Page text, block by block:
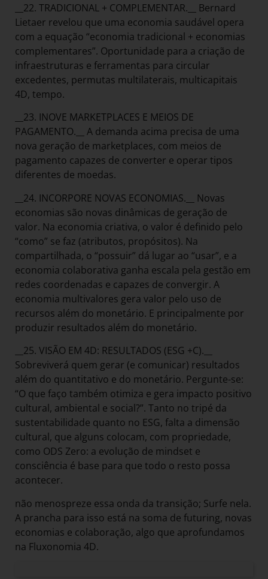
__22. TRADICIONAL + COMPLEMENTAR.__ Bernard
Lietaer revelou que uma economia saudável opera
com a equação “economia tradicional + economias
complementares”. Oportunidade para a criação de
infraestruturas e ferramentas para circular
excedentes, permutas multilaterais, multicapitais
4D, tempo.
__23. INOVE MARKETPLACES E MEIOS DE
PAGAMENTO.__ A demanda acima precisa de uma
nova geração de marketplaces, com meios de
pagamento capazes de converter e operar tipos
diferentes de moedas.
__24. INCORPORE NOVAS ECONOMIAS.__ Novas
economias são novas dinâmicas de geração de
valor. Na economia criativa, o valor é definido pelo
“como” se faz (atributos, propósitos). Na
compartilhada, o “possuir” dá lugar ao “usar”, e a
economia colaborativa ganha escala pela gestão em
redes coordenadas e capazes de convergir. A
economia multivalores gera valor pelo uso de
recursos além do monetário. E principalmente por
produzir resultados além do monetário.
__25. VISÃO EM 4D: RESULTADOS (ESG +C).__
Sobreviverá quem gerar (e comunicar) resultados
além do quantitativo e do monetário. Pergunte-se:
“O que faço também otimiza e gera impacto positivo
cultural, ambiental e social?”. Tanto no tripé da
sustentabilidade quanto no ESG, falta a dimensão
cultural, que alguns colocam, com propriedade,
como ODS Zero: a evolução de mindset e
consciência é base para que todo o resto possa
acontecer.
não menospreze essa onda da transição; Surfe nela.
A prancha para isso está na soma de futuring, novas
economias e colaboração, algo que aprofundamos
na Fluxonomia 4D.